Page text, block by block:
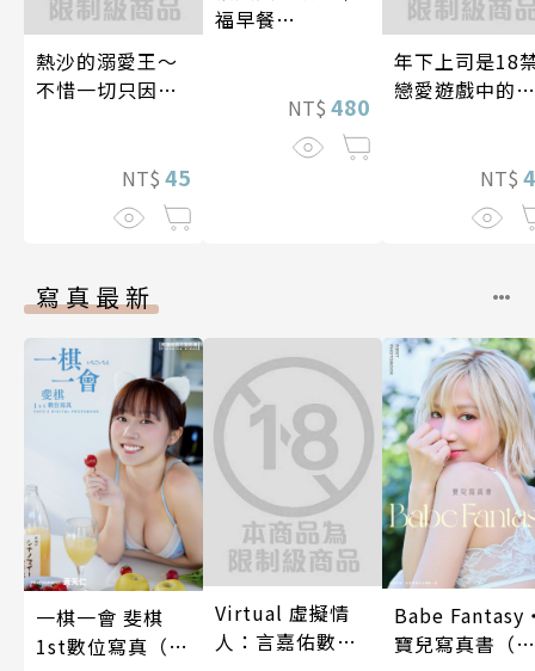
熱沙的溺愛王～
不惜一切只因愛
NT$ 45
福早餐
NT$ 480
年下上司是18
戀愛遊戲中的我
NT$
寫真最新
一棋一會 斐棋
1st數位寫真（含
Virtual 虛擬情
人：言嘉佑數位
Babe
寶兒寫真書（加